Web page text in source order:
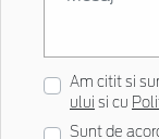
Am citit si
ului si cu
Sunt de